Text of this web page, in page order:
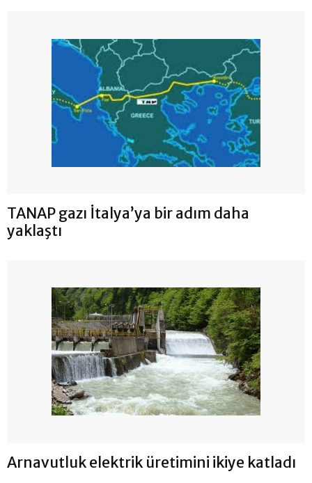
TANAP gazı İtalya’ya bir adım daha
yaklaştı
Arnavutluk elektrik üretimini ikiye katladı